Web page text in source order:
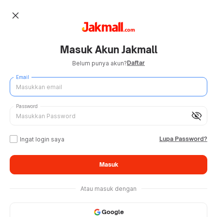
close
Masuk Akun Jakmall
Belum punya akun?Daftar
Email
visibility_off
Password
Ingat login saya Lupa Password?
Masuk
Atau masuk dengan
Google